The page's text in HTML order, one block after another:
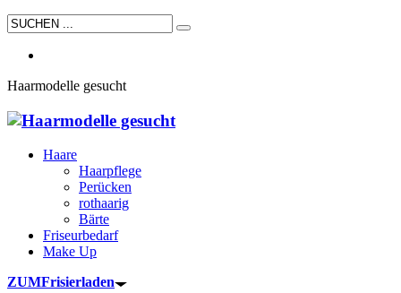
Haarmodelle gesucht
Haare
Haarpflege
Perücken
rothaarig
Bärte
Friseurbedarf
Make Up
ZUMFrisierladen